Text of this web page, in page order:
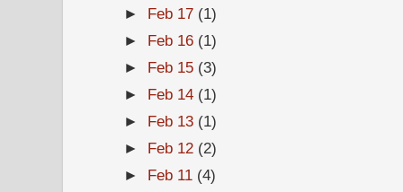
► Feb 17 (1)
► Feb 16 (1)
► Feb 15 (3)
► Feb 14 (1)
► Feb 13 (1)
► Feb 12 (2)
► Feb 11 (4)